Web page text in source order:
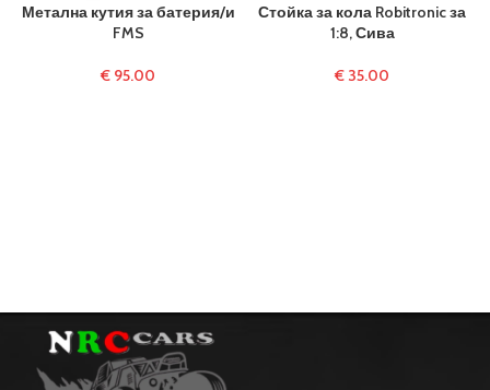
Метална кутия за батерия/и
FMS
€ 95.00
Стойка за кола Robitronic за
1:8, Сива
€ 35.00